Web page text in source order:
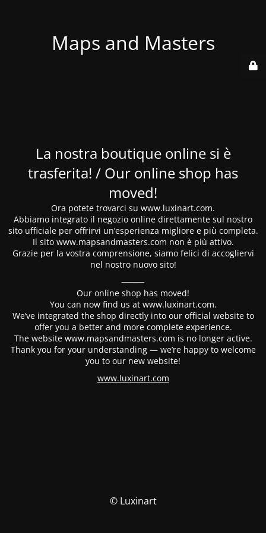
Maps and Masters
La nostra boutique online si è
trasferita! / Our online shop has
moved!
Ora potete trovarci su www.luxinart.com.
Abbiamo integrato il negozio online direttamente sul nostro
sito ufficiale per offrirvi un’esperienza migliore e più completa.
Il sito www.mapsandmasters.com non è più attivo.
Grazie per la vostra comprensione, siamo felici di accogliervi
nel nostro nuovo sito!
⸻
Our online shop has moved!
You can now find us at www.luxinart.com.
We’ve integrated the shop directly into our official website to
offer you a better and more complete experience.
The website www.mapsandmasters.com is no longer active.
Thank you for your understanding — we’re happy to welcome
you to our new website!
www.luxinart.com
© Luxinart